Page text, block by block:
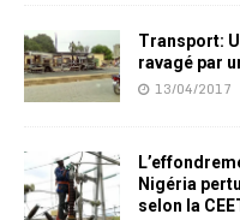
Transport:
ravagé par
13/04/2017
Nigéria
selon la